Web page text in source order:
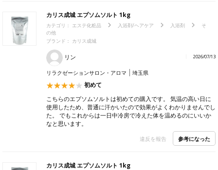
カリス成城 エプソムソルト 1kg
カテゴリ： エステ化粧品 入浴剤/ヘアケア 入浴剤
そ
の他
ブランド： カリス成城
リン 2026/07/13
リラクゼーションサロン・アロマ 埼玉県
初めて
こちらのエプソムソルトは初めての購入です。 気温の高い日に
使用したため、普通に汗かいたので効果がよくわかりませんでし
た。 でもこれからは一日中冷房で冷えた体を温めるのにいいか
なと思います。
違反を報告 参考になった
カリス成城 エプソムソルト 1kg